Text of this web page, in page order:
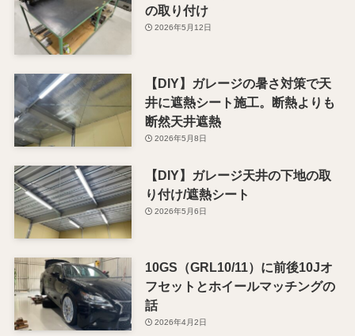
の取り付け
2026年5月12日
【DIY】ガレージの暑さ対策で天
井に遮熱シート施工。断熱よりも
断然天井遮熱
2026年5月8日
【DIY】ガレージ天井の下地の取
り付け/遮熱シート
2026年5月6日
10GS（GRL10/11）に前後10Jオ
フセットとホイールマッチングの
話
2026年4月2日